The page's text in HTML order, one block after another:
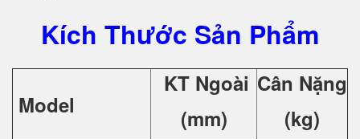
Kích Thước Sản Phẩm
Model
KT Ngoài
(mm)
Cân Nặng
(kg)